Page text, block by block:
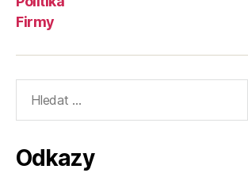
Firmy
vyhledávání:
Odkazy